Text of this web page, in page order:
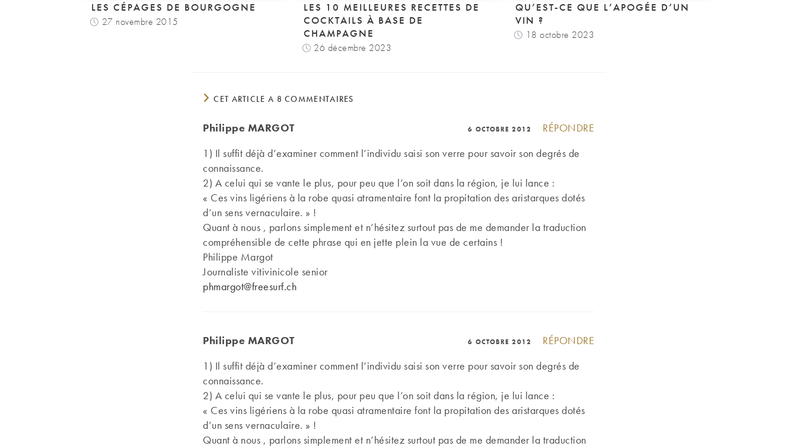
LES CÉPAGES DE BOURGOGNE
27 novembre 2015
LES 10 MEILLEURES RECETTES DE
COCKTAILS À BASE DE
CHAMPAGNE
26 décembre 2023
QU’EST-CE QUE L’APOGÉE D’UN
VIN ?
18 octobre 2023
CET ARTICLE A 8 COMMENTAIRES
Philippe MARGOT 6 OCTOBRE 2012
RÉPONDRE
1) Il suffit déjà d’examiner comment l’individu saisi son verre pour savoir son degrés de
connaissance.
2) A celui qui se vante le plus, pour peu que l’on soit dans la région, je lui lance :
« Ces vins ligériens à la robe quasi atramentaire font la propitation des aristarques dotés
d’un sens vernaculaire. » !
Quant à nous , parlons simplement et n’hésitez surtout pas de me demander la traduction
compréhensible de cette phrase qui en jette plein la vue de certains !
Philippe Margot
Journaliste vitivinicole senior
phmargot@freesurf.ch
Philippe MARGOT 6 OCTOBRE 2012
RÉPONDRE
1) Il suffit déjà d’examiner comment l’individu saisi son verre pour savoir son degrés de
connaissance.
2) A celui qui se vante le plus, pour peu que l’on soit dans la région, je lui lance :
« Ces vins ligériens à la robe quasi atramentaire font la propitation des aristarques dotés
d’un sens vernaculaire. » !
Quant à nous , parlons simplement et n’hésitez surtout pas de me demander la traduction